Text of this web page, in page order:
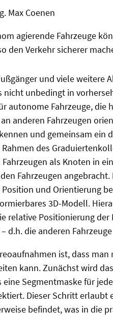
Max Coenen
agierende Fahrzeuge
den Verkehr sicherer
und viele
nicht unbedingt in
autonome Fahrzeuge, die
anderen Fahrzeugen
und gemeinsam ein
des
als Knoten in
Fahrzeugen
und Orientierung
3D-Modell.
relative Positionierung
d.h. die anderen
ist, dass
kann. Zunächst wird
Segmentmaske für
Dieser Schritt
befindet, was in die